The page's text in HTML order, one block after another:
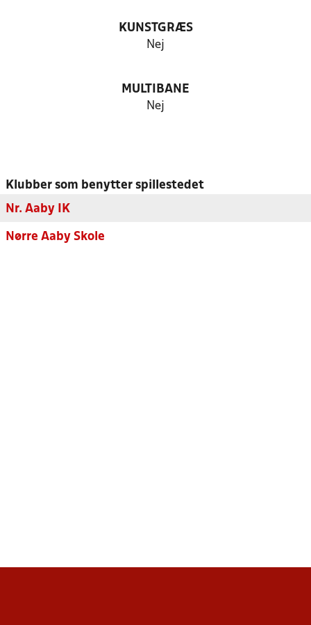
KUNSTGRÆS
Nej
MULTIBANE
Nej
Klubber som benytter spillestedet
Nr. Aaby IK
Nørre Aaby Skole